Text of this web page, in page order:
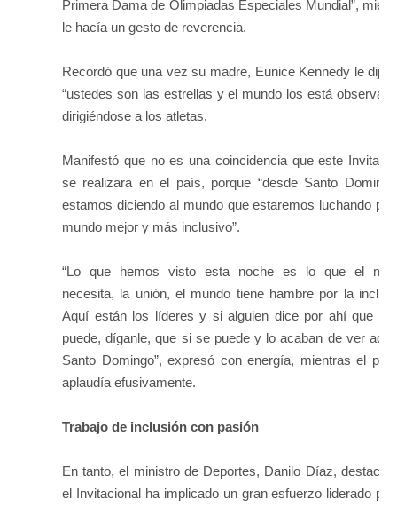
Primera Dama de Olimpiadas Especiales Mundial”,
le hacía un gesto de reverencia.
Recordó que una vez su madre, Eunice Kennedy le dijo
“ustedes son las estrellas y el mundo los está
dirigiéndose a los atletas.
Manifestó que no es una coincidencia que este
se realizara en el país, porque “desde Santo
estamos diciendo al mundo que estaremos luchando
mundo mejor y más inclusivo”.
“Lo que hemos visto esta noche es lo que el
necesita, la unión, el mundo tiene hambre por la
Aquí están los líderes y si alguien dice por ahí que no
puede, díganle, que si se puede y lo acaban de ver aquí
Santo Domingo”, expresó con energía, mientras el
aplaudía efusivamente.
Trabajo de inclusión con pasión
En tanto, el ministro de Deportes, Danilo Díaz, destacó
el Invitacional ha implicado un gran esfuerzo liderado